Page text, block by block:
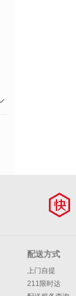
配送方式
上门自提
211限时达